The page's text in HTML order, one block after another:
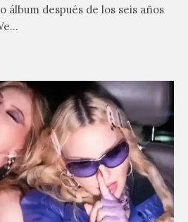
álbum después de los seis años